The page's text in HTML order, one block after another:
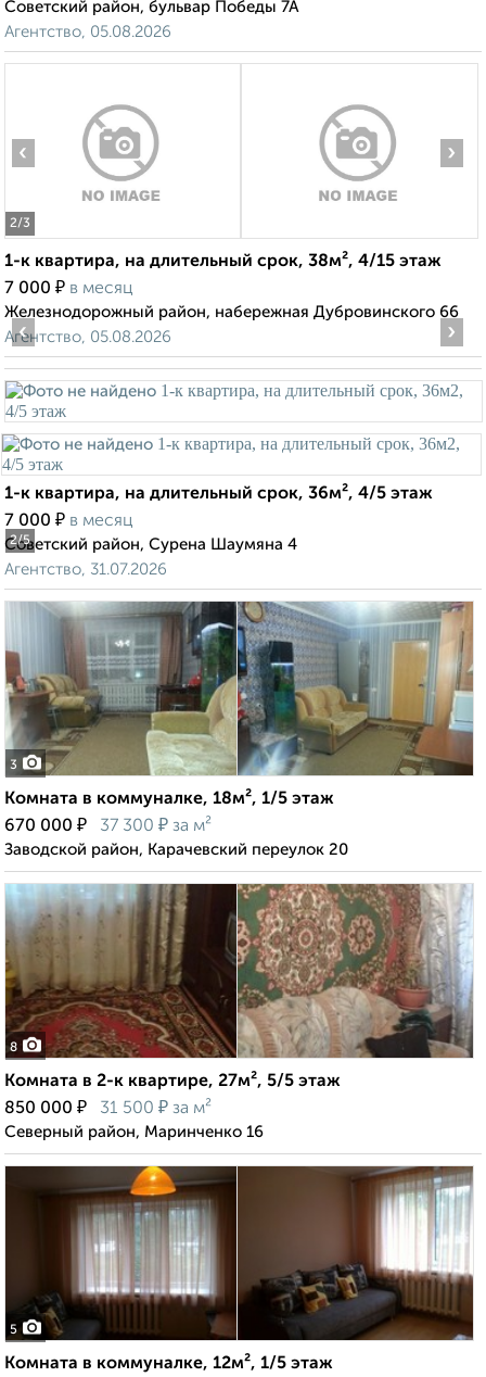
Советский район, бульвар Победы 7А
Агентство, 05.08.2026
2/3
‹ ›
1-к квартира, на длительный срок, 38м², 4/15 этаж
7 000 ₽ в месяц
Железнодорожный район, набережная Дубровинского 66
Агентство, 05.08.2026
2/5
‹ ›
1-к квартира, на длительный срок, 36м², 4/5 этаж
7 000 ₽ в месяц
Советский район, Сурена Шаумяна 4
Агентство, 31.07.2026
3
Комната в коммуналке, 18м², 1/5 этаж
670 000 ₽ 37 300 ₽ за м²
Заводской район, Карачевский переулок 20
8
Комната в 2-к квартире, 27м², 5/5 этаж
850 000 ₽ 31 500 ₽ за м²
Северный район, Маринченко 16
5
Комната в коммуналке, 12м², 1/5 этаж